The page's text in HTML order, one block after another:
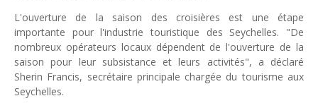
VTC : Yango Group veut accélérer en Afrique
Unknown -May 22 2026
Marques françaises : Chanel aux sommets de la
Tsirisoa Edition-May 13 2026
Art et médias sociaux : à l'ère de la "présence ciblée"
L'ouverture de la saison des croisières est une étape
importante pour l'industrie touristique des Seychelles. "De
nombreux opérateurs locaux dépendent de l'ouverture de la
saison pour leur subsistance et leurs activités", a déclaré
Sherin Francis, secrétaire principale chargée du tourisme aux
Seychelles.